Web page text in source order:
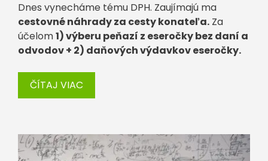
Dnes vynecháme tému DPH. Zaujímajú ma
cestovné náhrady za cesty konateľa. Za
účelom1) výberu peňazí z eseročky bez daní a
odvodov + 2) daňových výdavkov eseročky.
ČÍTAJ VIAC